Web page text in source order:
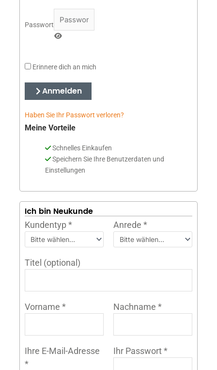
Passwort
Erinnere dich an mich
Anmelden
Haben Sie Ihr Passwort verloren?
Meine Vorteile
Schnelles Einkaufen
Speichern Sie Ihre Benutzerdaten und
Einstellungen
Ich bin Neukunde
Kundentyp* Anrede*
Titel (optional)
Vorname * Nachname*
Ihre E-Mail-Adresse
*
Ihr Passwort*